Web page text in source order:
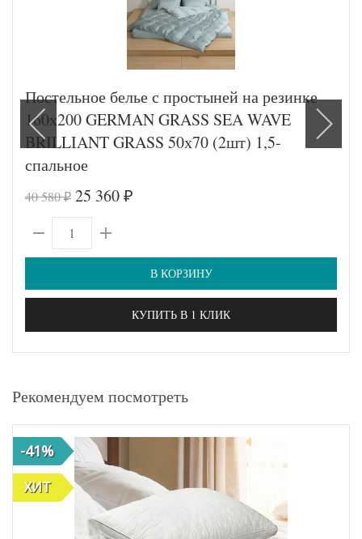
Постельное белье с простыней на резинке
160х200 GERMAN GRASS SEA WAVE
BRILLIANT GRASS 50х70 (2шт) 1,5-
спальное
40 580₽ 25 360 ₽
В КОРЗИНУ
КУПИТЬ В 1 КЛИК
Рекомендуем посмотреть
-41%
ХИТ